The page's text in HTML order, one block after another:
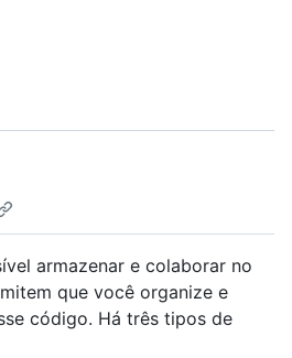
armazenar e colaborar no
que você organize e
código. Há três tipos de